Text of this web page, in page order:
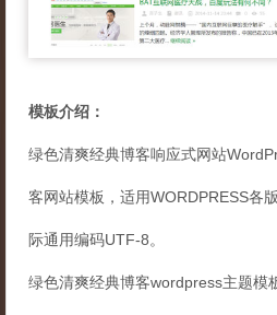
模板介绍：
绿色清爽经典博客响应式网站
客网站模板，适用WORDPRESS各
际通用编码UTF-8。
绿色清爽经典博客wordpress主题模